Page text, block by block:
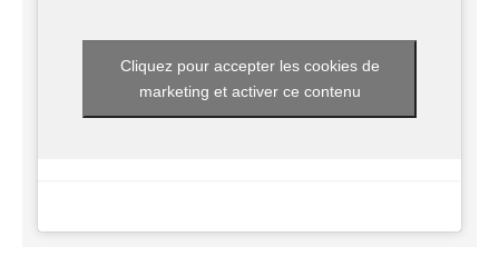
Cliquez pour accepter les cookies de
marketing et activer ce contenu